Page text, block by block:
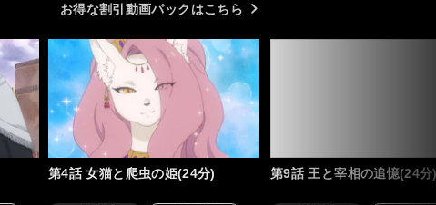
お得な割引動画パックはこちら
第4話 女猫と爬虫の姫(24分) 第9話 王と宰相の追憶(24分